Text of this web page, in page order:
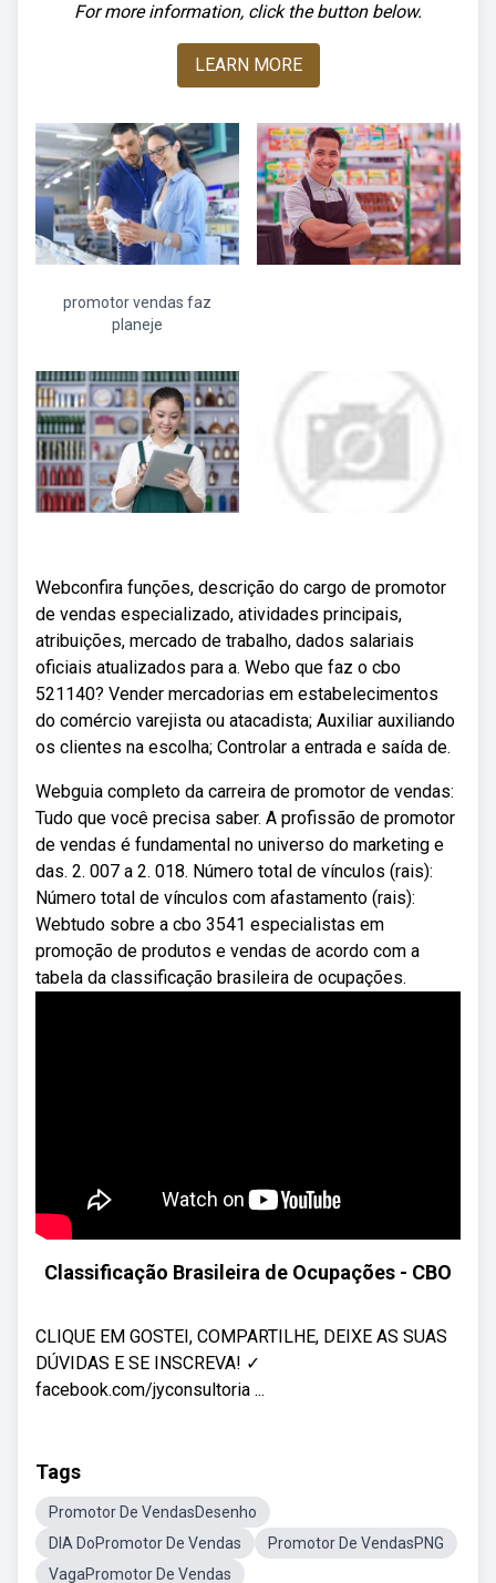
For more information, click the button below.
LEARN MORE
promotor vendas faz
planeje
Webconfira funções, descrição do cargo de promotor
de vendas especializado, atividades principais,
atribuições, mercado de trabalho, dados salariais
oficiais atualizados para a. Webo que faz o cbo
521140? Vender mercadorias em estabelecimentos
do comércio varejista ou atacadista; Auxiliar auxiliando
os clientes na escolha; Controlar a entrada e saída de.
Webguia completo da carreira de promotor de vendas:
Tudo que você precisa saber. A profissão de promotor
de vendas é fundamental no universo do marketing e
das. 2. 007 a 2. 018. Número total de vínculos (rais):
Número total de vínculos com afastamento (rais):
Webtudo sobre a cbo 3541 especialistas em
promoção de produtos e vendas de acordo com a
tabela da classificação brasileira de ocupações.
Classificação Brasileira de Ocupações - CBO
CLIQUE EM GOSTEI, COMPARTILHE, DEIXE AS SUAS
DÚVIDAS E SE INSCREVA! ✓
facebook.com/jyconsultoria ...
Tags
Promotor De VendasDesenho
DIA DoPromotor De Vendas
Promotor De VendasPNG
VagaPromotor De Vendas